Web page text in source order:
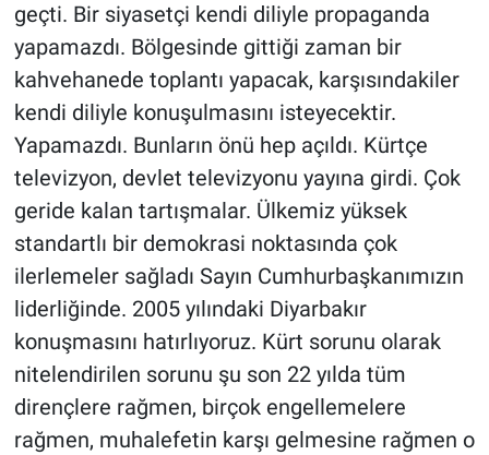
geçti. Bir siyasetçi kendi diliyle propaganda
yapamazdı. Bölgesinde gittiği zaman bir
kahvehanede toplantı yapacak, karşısındakiler
kendi diliyle konuşulmasını isteyecektir.
Yapamazdı. Bunların önü hep açıldı. Kürtçe
televizyon, devlet televizyonu yayına girdi. Çok
geride kalan tartışmalar. Ülkemiz yüksek
standartlı bir demokrasi noktasında çok
ilerlemeler sağladı Sayın Cumhurbaşkanımızın
liderliğinde. 2005 yılındaki Diyarbakır
konuşmasını hatırlıyoruz. Kürt sorunu olarak
nitelendirilen sorunu şu son 22 yılda tüm
dirençlere rağmen, birçok engellemelere
rağmen, muhalefetin karşı gelmesine rağmen o
Canlı Yayın